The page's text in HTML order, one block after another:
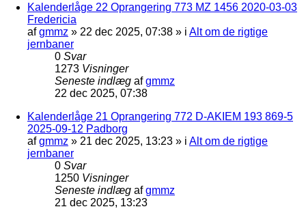
Kalenderlåge 22 Oprangering 773 MZ 1456 2020-03-03
Fredericia
afgmmz » 22 dec 2025, 07:38 » i Alt om de rigtige
jernbaner
0 Svar
1273 Visninger
Seneste indlæg afgmmz
22 dec 2025, 07:38
Kalenderlåge 21 Oprangering 772 D-AKIEM 193 869-5
2025-09-12 Padborg
afgmmz » 21 dec 2025, 13:23 » i Alt om de rigtige
jernbaner
0 Svar
1250 Visninger
Seneste indlæg afgmmz
21 dec 2025, 13:23